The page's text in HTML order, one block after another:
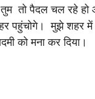
तुम तो पैदल चल रहे
पहुंचोगे। मुझे शहर
को मना कर दिया।